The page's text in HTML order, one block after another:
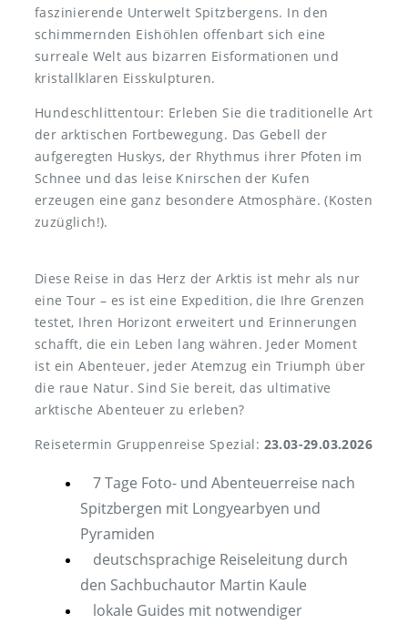
faszinierende Unterwelt Spitzbergens. In den
schimmernden Eishöhlen offenbart sich eine
surreale Welt aus bizarren Eisformationen und
kristallklaren Eisskulpturen.
Hundeschlittentour: Erleben Sie die traditionelle Art
der arktischen Fortbewegung. Das Gebell der
aufgeregten Huskys, der Rhythmus ihrer Pfoten im
Schnee und das leise Knirschen der Kufen
erzeugen eine ganz besondere Atmosphäre. (Kosten
zuzüglich!).
Diese Reise in das Herz der Arktis ist mehr als nur
eine Tour – es ist eine Expedition, die Ihre Grenzen
testet, Ihren Horizont erweitert und Erinnerungen
schafft, die ein Leben lang währen. Jeder Moment
ist ein Abenteuer, jeder Atemzug ein Triumph über
die raue Natur. Sind Sie bereit, das ultimative
arktische Abenteuer zu erleben?
Reisetermin Gruppenreise Spezial: 23.03-29.03.2026
7 Tage Foto- und Abenteuerreise nach
Spitzbergen mit Longyearbyen und
Pyramiden
deutschsprachige Reiseleitung durch
den Sachbuchautor Martin Kaule
lokale Guides mit notwendiger